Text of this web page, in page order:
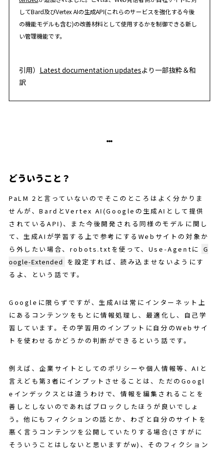
してBard及びVertex AIの生成API(これらのサービスを強化する今後
の機能モデルも含む)の改善材料として使用するかを制御できる新し
い管理機能です。
引用） Latest documentation updatesより一部抜粋＆和
訳
どういうこと？
PaLM 2と言っていないのでそこのところはよく分かりま
せんが、BardとVertex AI(Googleの生成AIとして提供
されているAPI)、また今後開発される同様のモデルに関し
て、生成AIが学習する上で参考にするWebサイトの対象か
ら外したい場合、robots.txtを使って、Use-Agentに G
oogle-Extended を設定すれば、読み込ませないようにす
るよ、という話です。
Googleに限らずですが、生成AIは常にインターネット上
にあるコンテンツをもとに情報処理し、最適化し、自己学
習しています。その学習用のインプットに自分のWebサイ
トを使わせるかどうかの判断ができるという話です。
例えば、企業サイトとしてのポリシーや個人情報等、AIと
言えども第3者にインプットさせることは、ただのGoogl
eインデックスとは違うわけで、情報を編集されることを
善しとしないのであればブロックしたほうが良いでしょ
う。他にもフィクションの話とか、わざと自分のサイトを
悪く言うコンテンツを公開していたりする場合(さすがに
そういうことはしないと思いますがw)、そのフィクション